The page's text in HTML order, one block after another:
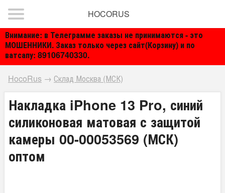
Внимание: в Телеграмме заказы не принимаются - это
МОШЕННИКИ. Заказ только через сайт(Корзину) и по
ватсапу: 89106740330.
HOCORUS
HocoRus → Склад Москва (МСК)
Накладка iPhone 13 Pro, синий
силиконовая матовая с защитой
камеры 00-00053569 (МСК)
оптом